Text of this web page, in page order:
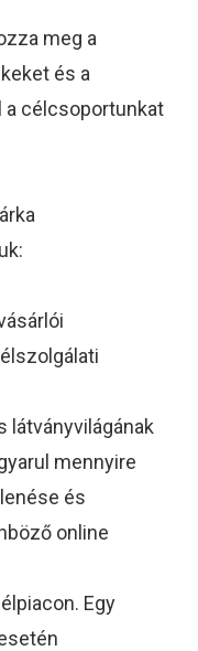
meg a
és a
a célcsoportunkat
látványvilágának
mennyire
és
online
Egy